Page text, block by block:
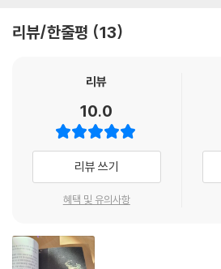
다시‘사유의 방’으로
시간과 공간을 넘는 만남
그 주인공은 금동반가사유상
이 책은 국립중앙박물관 ‘사유의 방’에 전시
귀한 만남을 더욱 깊고 풍부하게 감상하기 위
박물관 마니아이자 역사 덕후인 황윤 작가는
보는 자신만의 스토리텔링으로 ‘금(金)’을 주
젠가 국립중앙박물관을 주제로 책을 쓴다면
방’에 전시된 금동반가사유상이기 때문이다.
리뷰/한줄평 13
리뷰
10.0
리뷰 쓰기
혜택 및 유의사항